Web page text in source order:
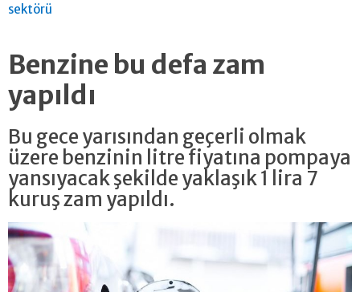
sektörü
Benzine bu defa zam
yapıldı
Bu gece yarısından geçerli olmak
üzere benzinin litre fiyatına pompaya
yansıyacak şekilde yaklaşık 1 lira 7
kuruş zam yapıldı.